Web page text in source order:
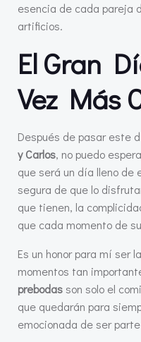
esencia de cada pareja
artificios.
El Gran
Vez Más
Después de pasar este
y Carlos, no puedo
que será un día lleno de
segura de que lo
que tienen, la
que cada momento de
Es un honor para mí ser
momentos tan
prebodasson solo el
que quedarán para
emocionada de ser